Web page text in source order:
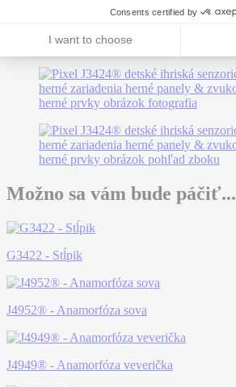
Možno sa vám bude páčiť...
G3422 - Stĺpik
J4952® - Anamorfóza sova
J4949® - Anamorfóza veverička